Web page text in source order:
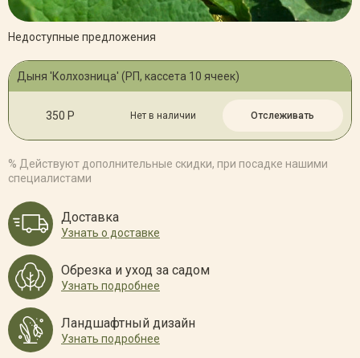
Недоступные предложения
Дыня 'Колхозница' (РП, кассета 10 ячеек)
350 Р Нет в наличии Отслеживать
% Действуют дополнительные скидки, при посадке нашими
специалистами
Доставка
Узнать о доставке
Обрезка и уход за садом
Узнать подробнее
Ландшафтный дизайн
Узнать подробнее